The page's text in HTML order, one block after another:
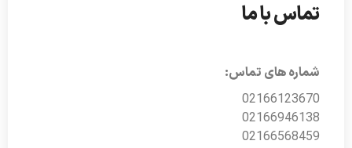
تماس با ما
شماره های تماس:
02166123670
02166946138
02166568459